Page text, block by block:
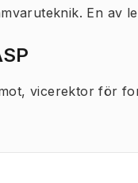
En av
vicerektor för